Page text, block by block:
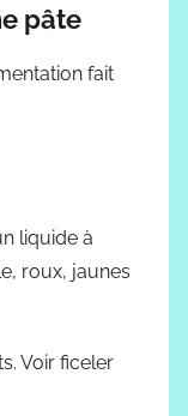
pâte
fait
liquide à
roux, jaunes
Voir ficeler